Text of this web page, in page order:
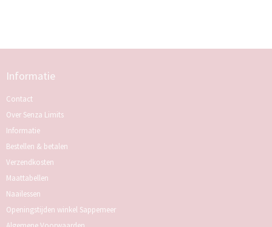
Informatie
Contact
Over Senza Limits
Informatie
Bestellen & betalen
Verzendkosten
Maattabellen
Naailessen
Openingstijden winkel Sappemeer